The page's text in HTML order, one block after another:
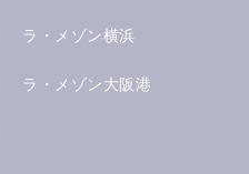
ラ・メゾン横浜
ラ・メゾン大阪港